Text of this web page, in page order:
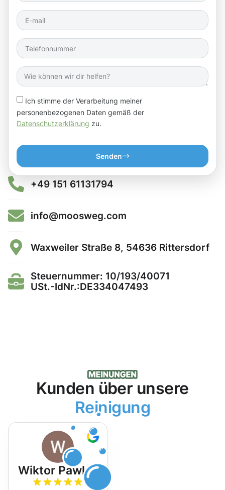
Ich stimme der Verarbeitung meiner
personenbezogenen Daten gemäß der
Datenschutzerklärung zu.
Senden
+49 151 61131794
info@moosweg.com
Waxweiler Straße 8, 54636 Rittersdorf
Steuernummer: 10/193/40071
USt.-IdNr.:DE334047493
Kunden über unsere
Reinigung
Wiktor Pawlak